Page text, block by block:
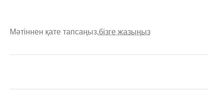
Мәтіннен қате тапсаңыз,бізге жазыңыз